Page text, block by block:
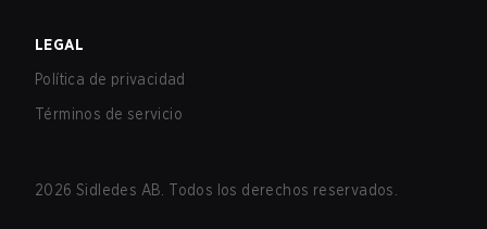
LEGAL
Política de privacidad
Términos de servicio
2026 Sidledes AB. Todos los derechos reservados.